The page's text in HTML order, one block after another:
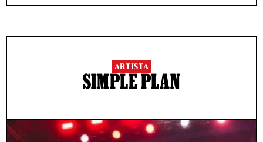
ARTISTA
SIMPLE PLAN